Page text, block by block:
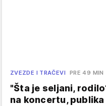
ZVEZDE I TRAČEVI PRE 49 MIN
"Šta je seljani,
na koncertu,